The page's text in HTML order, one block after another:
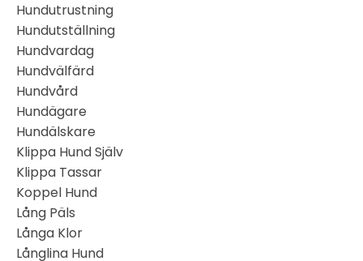
Hundutrustning
Hundutställning
Hundvardag
Hundvälfärd
Hundvård
Hundägare
Hundälskare
Klippa Hund Själv
Klippa Tassar
Koppel Hund
Lång Päls
Långa Klor
Långlina Hund